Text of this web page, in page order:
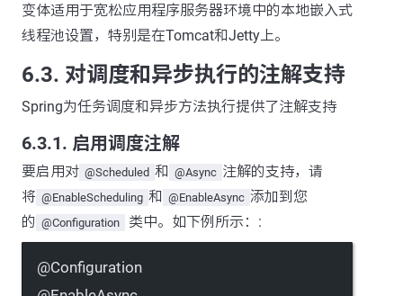
变体适用于宽松应用程序服务器环境中的本地嵌入式
线程池设置，特别是在Tomcat和Jetty上。
6.3. 对调度和异步执行的注解支持
Spring为任务调度和异步方法执行提供了注解支持
6.3.1. 启用调度注解
要启用对 @Scheduled 和 @Async 注解的支持，请
将 @EnableScheduling 和 @EnableAsync 添加到您
的 @Configuration 类中。如下例所示：:
@Configuration